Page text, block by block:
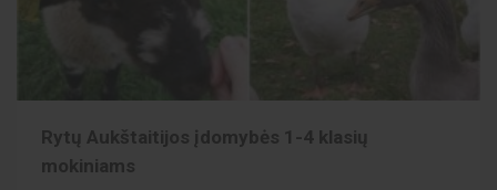
Rytų Aukštaitijos įdomybės 1-4 klasių
mokiniams